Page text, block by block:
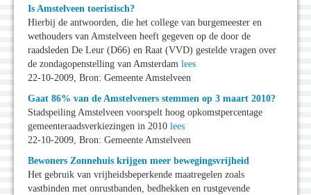
Is Amstelveen toeristisch?
Hierbij de antwoorden, die het college van burgemeester en
wethouders van Amstelveen heeft gegeven op de door de
raadsleden De Leur (D66) en Raat (VVD) gestelde vragen over
de zondagopenstelling van Amsterdam lees
22-10-2009, Bron: Gemeente Amstelveen
Gaat 86% van de Amstelveners stemmen op 3 maart 2010?
Stadspeiling Amstelveen voorspelt hoog opkomstpercentage
gemeenteraadsverkiezingen in 2010 lees
22-10-2009, Bron: Gemeente Amstelveen
Bewoners Zonnehuis krijgen meer bewegingsvrijheid
Het gebruik van vrijheidsbeperkende maatregelen zoals
vastbinden met onrustbanden, bedhekken en rustgevende